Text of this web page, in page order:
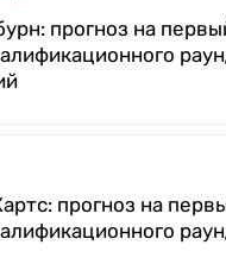
прогноз на
прогноз на